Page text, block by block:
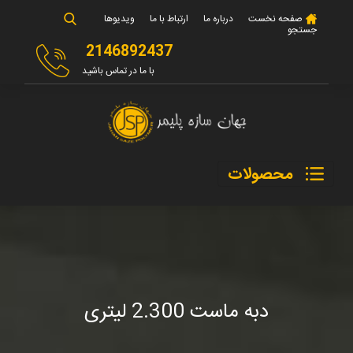
صفحه نخست درباره ما ارتباط با ما ویدیوها
جستجو
2146892437
با ما در تماس باشید
محصولات
دبه ماست 2.300 لیتری